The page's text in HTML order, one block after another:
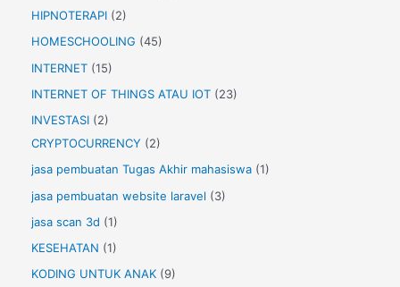
HIPNOTERAPI(2)
HOMESCHOOLING (45)
INTERNET(15)
INTERNET OF THINGS ATAU IOT(23)
INVESTASI(2)
CRYPTOCURRENCY (2)
jasa pembuatan Tugas Akhir mahasiswa(1)
jasa pembuatan website laravel (3)
jasa scan 3d (1)
KESEHATAN (1)
KODING UNTUK ANAK(9)